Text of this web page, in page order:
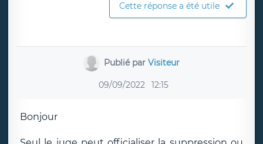
Cette réponse a été utile
Publié parVisiteur
09/09/2022 12:15
Bonjour